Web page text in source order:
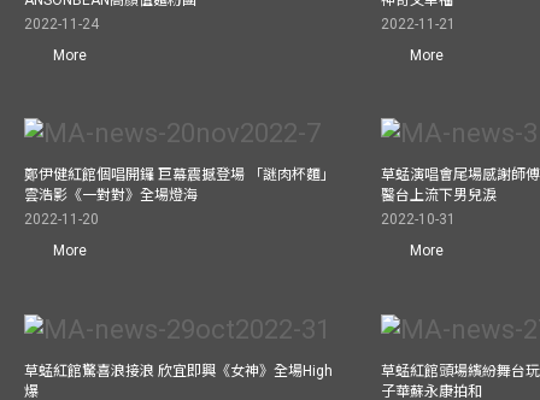
2022-11-24
More
2022-11-21
More
鄭伊健紅館個唱開鑼 巨幕震撼登場 「謎肉杯麵」
雲浩影《一對對》全場燈海
2022-11-20
More
草蜢演唱會尾場感謝師
醫台上流下男兒淚
2022-10-31
More
草蜢紅館驚喜浪接浪 欣宜即興《女神》全場High
爆
草蜢紅館頭場繽紛舞台
子華蘇永康拍和